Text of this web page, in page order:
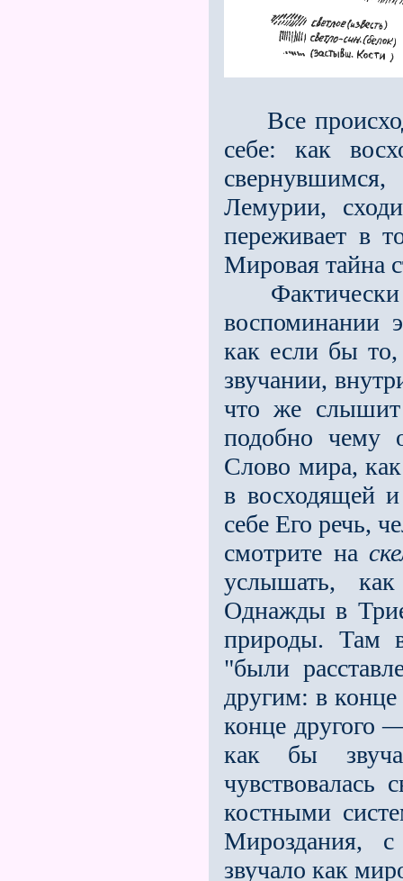
Все
себе: как
Лемурии,
переживает в
Мировая тайна
Фактически
воспоминании
как если бы
звучании,
что же слышит
подобно чему
Слово мира,
в восходящей
себе Его речь,
смотрите на
услышать,
Однажды в
природы. Там
"были
другим: в
конце другого
как бы
костными
Мироздания,
звучало как